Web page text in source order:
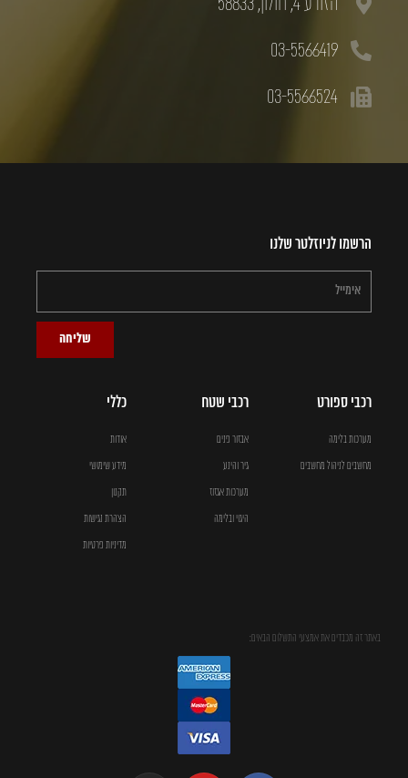
03-5566419
03-5566524
הרשמו לניוזלטר שלנו
שליחה
רכבי ספורט
מערכות בלימה
מחשבים לניהול מחשבים
רכבי שטח
אבזור פנים
גיר והינע
מערכות אגזוז
היגוי ובלימה
כללי
אודות
מידע שימושי
תקנון
הצהרת נגישות
מדיניות פרטיות
באתר זה מכבדים את אמצעי התשלום הבאים: